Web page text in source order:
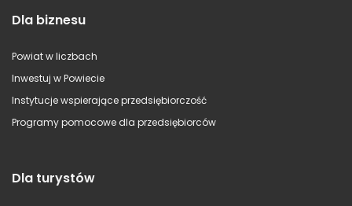
Dla biznesu
Powiat w liczbach
Inwestuj w Powiecie
Instytucje wspierające przedsiębiorczość
Programy pomocowe dla przedsiębiorców
Dla turystów